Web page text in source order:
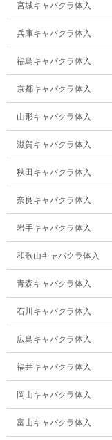
宮城キャバクラ体入
兵庫キャバクラ体入
福島キャバクラ体入
京都キャバクラ体入
山形キャバクラ体入
滋賀キャバクラ体入
秋田キャバクラ体入
奈良キャバクラ体入
岩手キャバクラ体入
和歌山キャバクラ体入
青森キャバクラ体入
石川キャバクラ体入
広島キャバクラ体入
福井キャバクラ体入
岡山キャバクラ体入
富山キャバクラ体入